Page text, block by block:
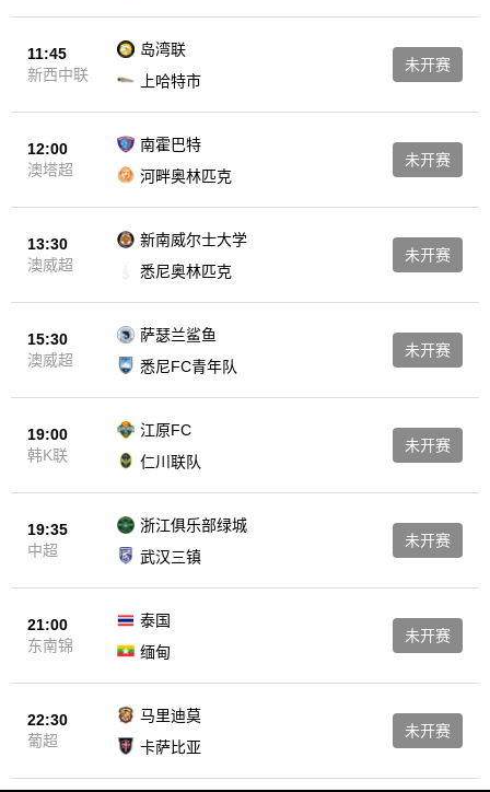
11:45
新西中联
岛湾联
上哈特市
未开赛
12:00
澳塔超
南霍巴特
河畔奥林匹克
未开赛
13:30
澳威超
新南威尔士大学
悉尼奥林匹克
未开赛
15:30
澳威超
萨瑟兰鲨鱼
悉尼FC青年队
未开赛
19:00
韩K联
江原FC
仁川联队
未开赛
19:35
中超
浙江俱乐部绿城
武汉三镇
未开赛
21:00
东南锦
泰国
缅甸
未开赛
22:30
葡超
马里迪莫
卡萨比亚
未开赛